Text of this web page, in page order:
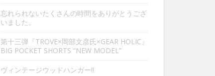
忘れられないたくさんの時間をありがとうござ
いました。
第十三弾『TROVE×岡部文彦氏×GEAR HOLIC』
BIG POCKET SHORTS “NEW MODEL”
ヴィンテージウッドハンガー‼︎